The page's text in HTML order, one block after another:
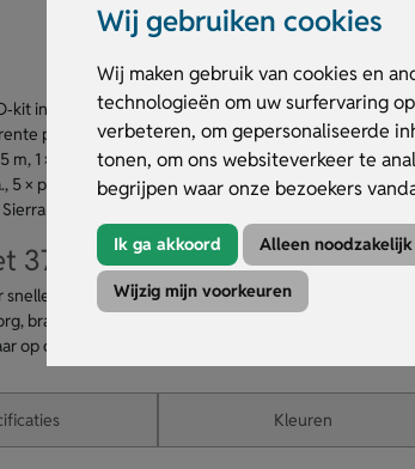
Wij gebruiken cookies
Wij maken gebruik van cookies en
technologieën om uw surfervaring
verbeteren, om gepersonaliseerde
tonen, om ons websiteverkeer te
begrijpen waar onze bezoekers
Ik ga akkoord Alleen noodzakelijk
Wijzig mijn voorkeuren
in een transparant PP‑doosje (EU‑norm). Inhoud: 1
pads 5 × 7.5 cm, 2 × gauze sponzen 2" × 2" 8-laags
m, 1 × medische handschoenen (2 stuks), 2 ×
5 × pleisters 76 × 38 mm. Ideaal voor thuis, kantoor,
geeft snel overzicht en vertrouwen. Bestel of
37-delig Sierra
handeling.
brandwonden en kleine letsels.
op de cover.
Kleuren